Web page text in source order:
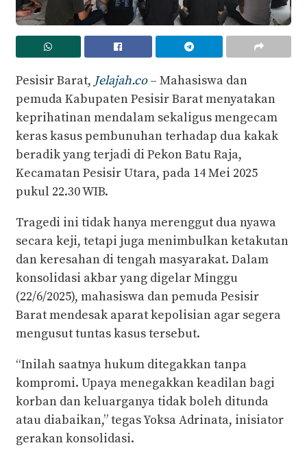
Pesisir Barat, Jelajah.co– Mahasiswa dan
pemuda Kabupaten Pesisir Barat menyatakan
keprihatinan mendalam sekaligus mengecam
keras kasus pembunuhan terhadap dua kakak
beradik yang terjadi di Pekon Batu Raja,
Kecamatan Pesisir Utara, pada 14 Mei 2025
pukul 22.30 WIB.
Tragedi ini tidak hanya merenggut dua nyawa
secara keji, tetapi juga menimbulkan ketakutan
dan keresahan di tengah masyarakat. Dalam
konsolidasi akbar yang digelar Minggu
(22/6/2025), mahasiswa dan pemuda Pesisir
Barat mendesak aparat kepolisian agar segera
mengusut tuntas kasus tersebut.
“Inilah saatnya hukum ditegakkan tanpa
kompromi. Upaya menegakkan keadilan bagi
korban dan keluarganya tidak boleh ditunda
atau diabaikan,” tegas Yoksa Adrinata, inisiator
gerakan konsolidasi.